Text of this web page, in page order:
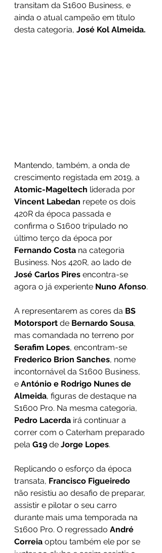
transitam da S1600 Business, e
ainda o atual campeão em título
desta categoria, José Kol Almeida.
Mantendo, também, a onda de
crescimento registada em 2019, a
Atomic-Mageltech liderada por
Vincent Labedan repete os dois
420R da época passada e
confirma o S1600 tripulado no
último terço da época por
Fernando Costa na categoria
Business. Nos 420R, ao lado de
José Carlos Pires encontra-se
agora o já experiente Nuno Afonso.
A representarem as cores da BS
Motorsport de Bernardo Sousa,
mas comandada no terreno por
Serafim Lopes, encontram-se
Frederico Brion Sanches, nome
incontornável da S1600 Business,
e António e Rodrigo Nunes de
Almeida, figuras de destaque na
S1600 Pro. Na mesma categoria,
Pedro Lacerda irá continuar a
correr com o Caterham preparado
pela G19 de Jorge Lopes.
Replicando o esforço da época
transata, Francisco Figueiredo
não resistiu ao desafio de preparar,
assistir e pilotar o seu carro
durante mais uma temporada na
S1600 Pro. O regressado André
Correia optou também ele por se